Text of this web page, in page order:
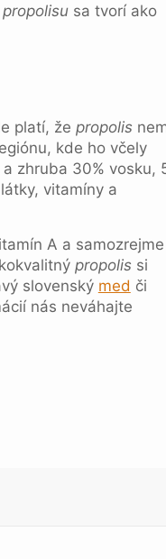
propolisusa tvorí ako
platí, že propolis
kde ho včely
zhruba 30% vosku,
vitamíny a
A a
propolissi
slovenský med či
nás neváhajte